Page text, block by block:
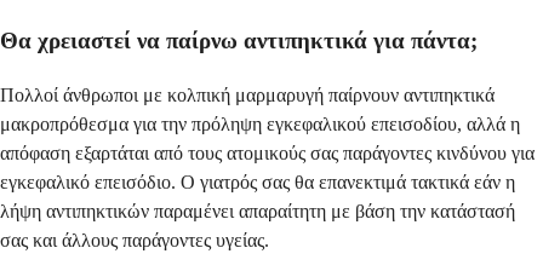
Θα χρειαστεί να παίρνω αντιπηκτικά για πάντα;
Πολλοί άνθρωποι με κολπική μαρμαρυγή παίρνουν αντιπηκτικά
μακροπρόθεσμα για την πρόληψη εγκεφαλικού επεισοδίου, αλλά η
απόφαση εξαρτάται από τους ατομικούς σας παράγοντες κινδύνου για
εγκεφαλικό επεισόδιο. Ο γιατρός σας θα επανεκτιμά τακτικά εάν η
λήψη αντιπηκτικών παραμένει απαραίτητη με βάση την κατάστασή
σας και άλλους παράγοντες υγείας.